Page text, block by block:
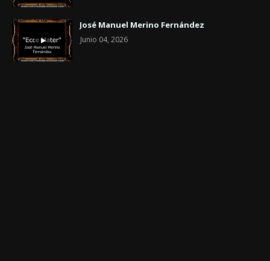
José Manuel Merino Fernández
Junio 04, 2026